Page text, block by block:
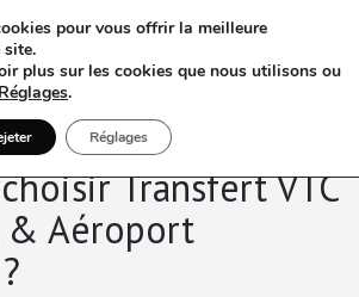
Transfert VTC
& Aéroport
pour vous offrir la meilleure
site.
plus sur les cookies que nous utilisons ou
Réglages.
Réglages